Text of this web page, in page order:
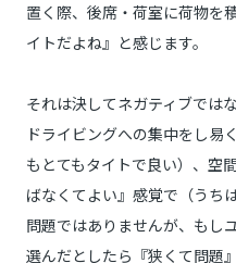
置く際、後席・荷室に荷物を
イトだよね』と感じます。
それは決してネガティブでは
ドライビングへの集中をし易
もとてもタイトで良い）、空
ばなくてよい』感覚で（うち
問題ではありませんが、もし
選んだとしたら『狭くて問題